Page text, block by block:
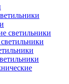
светильники